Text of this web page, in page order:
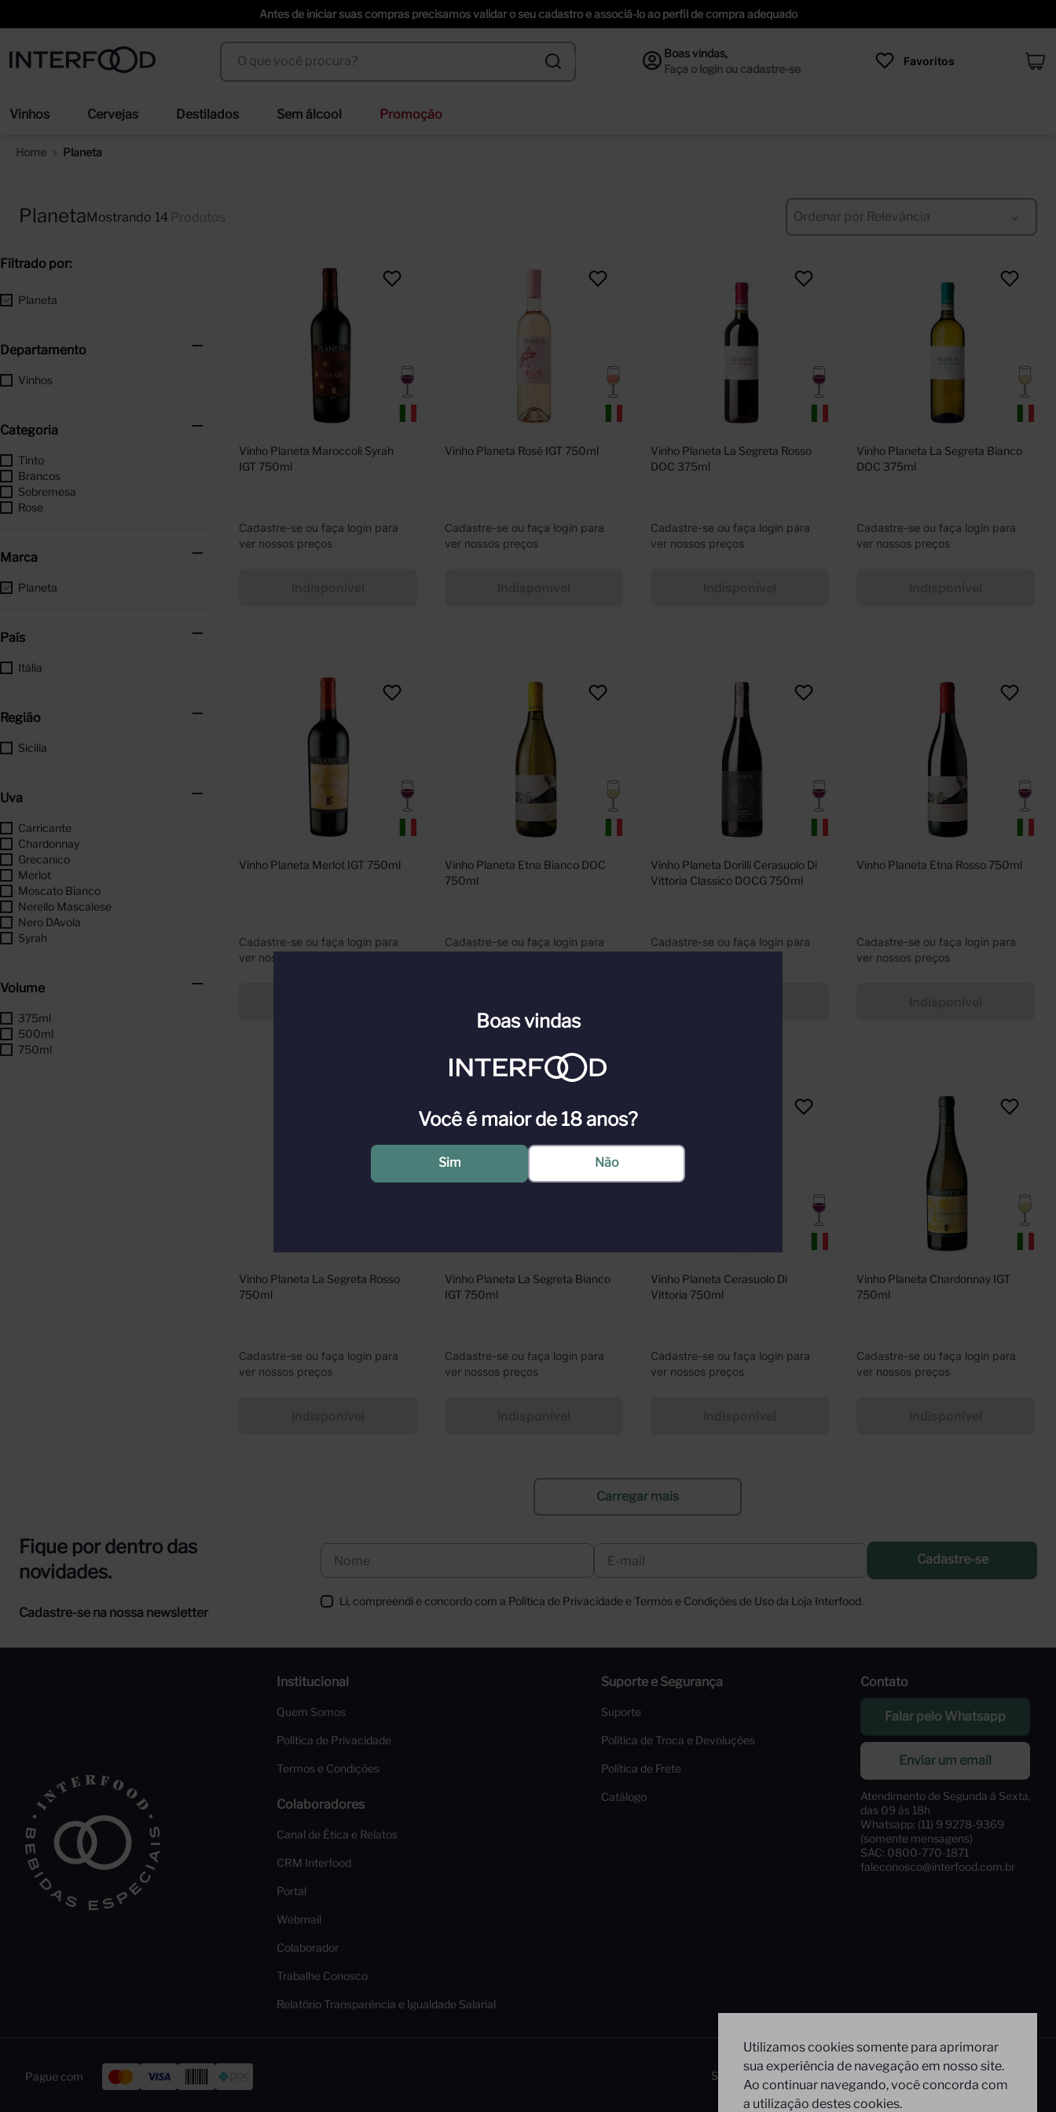
Utilizamos cookies somente para aprimorar
sua experiência de navegação em nosso site.
Ao continuar navegando, você concorda com
a utilização destes cookies.
Antes de iniciar suas compras precisamos validar o seu cadastro e associá-lo ao perfil de compra adequado
O que você procura?
Favoritos
Vinhos Cervejas Destilados Sem álcool Promoção
Planeta
Planeta 14 Produtos Ordenar por Relevância
Planeta
Departamento
Vinhos
Categoria
Tinto
Brancos
Sobremesa
Rose
Marca
Planeta
País
Itália
Região
Sicilia
Uva
Carricante
Chardonnay
Grecanico
Merlot
Moscato Bianco
Nerello Mascalese
Nero DAvola
Syrah
Volume
375ml
500ml
750ml
Vinho Planeta Maroccoli Syrah
IGT 750ml
Cadastre-se ou faça login para
ver nossos preços
Vinho Planeta Rosé IGT 750ml
Cadastre-se ou faça login para
ver nossos preços
Vinho Planeta La Segreta Rosso
DOC 375ml
Cadastre-se ou faça login para
ver nossos preços
Vinho Planeta La Segreta Bianco
DOC 375ml
Cadastre-se ou faça login para
ver nossos preços
Vinho Planeta Merlot IGT 750ml
Cadastre-se ou faça login para
ver nossos preços
Vinho Planeta Etna Bianco DOC
750ml
Cadastre-se ou faça login para
Vinho Planeta Dorilli Cerasuolo Di
Vittoria Classico DOCG 750ml
Cadastre-se ou faça login para
Vinho Planeta Etna Rosso 750ml
Cadastre-se ou faça login para
ver nossos preços
Vinho Planeta La Segreta Rosso
750ml
Cadastre-se ou faça login para
ver nossos preços
Vinho Planeta La Segreta Bianco
IGT 750ml
Cadastre-se ou faça login para
ver nossos preços
Vinho Planeta Cerasuolo Di
Vittoria 750ml
Cadastre-se ou faça login para
ver nossos preços
Vinho Planeta Chardonnay IGT
750ml
Cadastre-se ou faça login para
ver nossos preços
Fique por dentro das
novidades.
Cadastre-se na nossa newsletter
Cadastre-se
Li, compreendi e concordo com a Política de Privacidade e Termos e Condições de Uso da Loja Interfood.
Institucional
Quem Somos
Política de Privacidade
Termos e Condições
Colaboradores
Canal de Ética e Relatos
CRM Interfood
Portal
Webmail
Colaborador
Trabalhe Conosco
Relatório Transparência e Igualdade Salarial
Suporte e Segurança
Suporte
Política de Troca e Devoluções
Política de Frete
Catálogo
Contato
Falar pelo Whatsapp
Enviar um email
Atendimento de Segunda à Sexta,
das 09 às 18h
Whatsapp: (11) 9 9278-9369
(somente mensagens)
SAC: 0800-770-1871
faleconosco@interfood.com.br
Pague com Siga-nos Segurança
Boas vindas
Você é maior de 18 anos?
Sim Não
Termos mais buscados
1º espumante cinzano to spritz dry 750ml